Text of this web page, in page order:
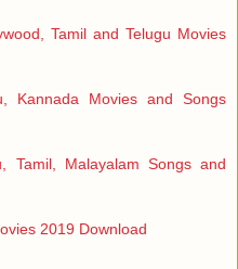
Tamil and Telugu Movies
Kannada Movies and Songs
Tamil, Malayalam Songs and
2019 Download